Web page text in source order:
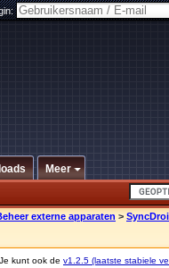
Meer
externe apparaten >
kunt ook de v1.2.5 (laatste stabiele